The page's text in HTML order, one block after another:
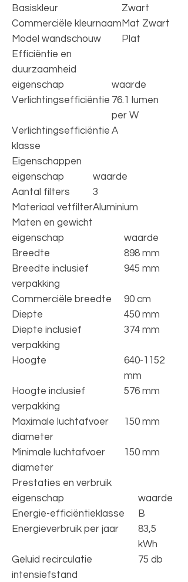
Basiskleur
Zwart
Commerciële kleurnaam Mat Zwart
Model wandschouw
Plat
Efficiëntie en
duurzaamheid
eigenschap
waarde
Verlichtingsefficiëntie 76.1 lumen
per W
Verlichtingsefficiëntie
klasse
A
Eigenschappen
eigenschap
waarde
Aantal filters
3
Materiaal vetfilterAluminium
Maten en gewicht
eigenschap
waarde
Breedte
898 mm
Breedte inclusief
verpakking
945 mm
Commerciële breedte
90 cm
Diepte
450 mm
Diepte inclusief
verpakking
374 mm
Hoogte
640-1152
mm
Hoogte inclusief
verpakking
576 mm
Maximale luchtafvoer
diameter
150 mm
Minimale luchtafvoer
diameter
150 mm
Prestaties en verbruik
eigenschap
waarde
Energie-efficiëntieklasse
B
Energieverbruik per jaar
83,5
kWh
Geluid recirculatie
intensiefstand
75 db